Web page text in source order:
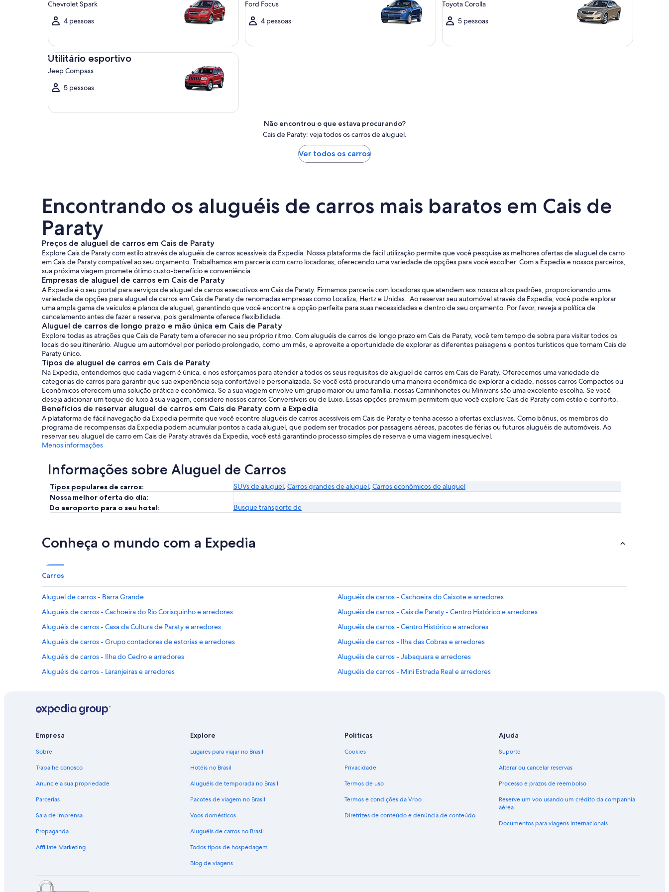
Chevrolet Spark
4 pessoas
Ford Focus
4 pessoas
Toyota Corolla
5 pessoas
Utilitário esportivo
Jeep Compass
5 pessoas
Utilitário esportivo Jeep Compass
Não encontrou o que estava procurando?
Cais de Paraty: veja todos os carros de aluguel.
Ver todos os carros
Encontrando os aluguéis de carros mais baratos em Cais de
Paraty
Preços de aluguel de carros em Cais de Paraty
Explore Cais de Paraty com estilo através de aluguéis de carros acessíveis da Expedia. Nossa plataforma de fácil utilização permite que você pesquise as melhores ofertas de aluguel de carro
em Cais de Paraty compatível ao seu orçamento. Trabalhamos em parceria com carro locadoras, oferecendo uma variedade de opções para você escolher. Com a Expedia e nossos parceiros,
sua próxima viagem promete ótimo custo-benefício e conveniência.
Empresas de aluguel de carros em Cais de Paraty
A Expedia é o seu portal para serviços de aluguel de carros executivos em Cais de Paraty. Firmamos parceria com locadoras que atendem aos nossos altos padrões, proporcionando uma
variedade de opções para aluguel de carros em Cais de Paraty de renomadas empresas como Localiza, Hertz e Unidas . Ao reservar seu automóvel através da Expedia, você pode explorar
uma ampla gama de veículos e planos de aluguel, garantindo que você encontre a opção perfeita para suas necessidades e dentro de seu orçamento. Por favor, reveja a política de
cancelamento antes de fazer a reserva, pois geralmente oferece flexibilidade.
Aluguel de carros de longo prazo e mão única em Cais de Paraty
Explore todas as atrações que Cais de Paraty tem a oferecer no seu próprio ritmo. Com aluguéis de carros de longo prazo em Cais de Paraty, você tem tempo de sobra para visitar todos os
locais do seu itinerário. Alugue um automóvel por período prolongado, como um mês, e aproveite a oportunidade de explorar as diferentes paisagens e pontos turísticos que tornam Cais de
Paraty único.
Tipos de aluguel de carros em Cais de Paraty
Na Expedia, entendemos que cada viagem é única, e nos esforçamos para atender a todos os seus requisitos de aluguel de carros em Cais de Paraty. Oferecemos uma variedade de
categorias de carros para garantir que sua experiência seja confortável e personalizada. Se você está procurando uma maneira econômica de explorar a cidade, nossos carros Compactos ou
Econômicos oferecem uma solução prática e econômica. Se a sua viagem envolve um grupo maior ou uma família, nossas Caminhonetes ou Minivans são uma excelente escolha. Se você
deseja adicionar um toque de luxo à sua viagem, considere nossos carros Conversíveis ou de Luxo. Essas opções premium permitem que você explore Cais de Paraty com estilo e conforto.
Benefícios de reservar aluguel de carros em Cais de Paraty com a Expedia
A plataforma de fácil navegação da Expedia permite que você econtre aluguéis de carros acessíveis em Cais de Paraty e tenha acesso a ofertas exclusivas. Como bônus, os membros do
programa de recompensas da Expedia podem acumular pontos a cada aluguel, que podem ser trocados por passagens aéreas, pacotes de férias ou futuros aluguéis de automóveis. Ao
reservar seu aluguel de carro em Cais de Paraty através da Expedia, você está garantindo processo simples de reserva e uma viagem inesquecível.
Menos informações
Informações sobre Aluguel de Carros
Tipos populares de carros: SUVs de aluguel, Carros grandes de aluguel, Carros econômicos de aluguel
Nossa melhor oferta do dia:
Do aeroporto para o seu hotel:
Busque transporte de
Conheça o mundo com a Expedia
Carros
Aluguel de carros - Barra Grande
Aluguéis de carros - Cachoeira do Caixote e arredores
Aluguéis de carros - Cachoeira do Rio Corisquinho e arredores
Aluguéis de carros - Cais de Paraty - Centro Histórico e arredores
Aluguéis de carros - Casa da Cultura de Paraty e arredores
Aluguéis de carros - Centro Histórico e arredores
Aluguéis de carros - Grupo contadores de estorias e arredores
Aluguéis de carros - Ilha das Cobras e arredores
Aluguéis de carros - Ilha do Cedro e arredores
Aluguéis de carros - Jabaquara e arredores
Aluguéis de carros - Laranjeiras e arredores
Aluguéis de carros - Mini Estrada Real e arredores
Aluguéis de carros - Praia de Laranjeiras e arredores
Aluguéis de carros - Praia de Ponta Negra e arredores
Aluguel de carros - Trindade
Empresa
Sobre
Trabalhe conosco
Anuncie a sua propriedade
Parcerias
Sala de imprensa
Propaganda
Affiliate Marketing
Explore
Lugares para viajar no Brasil
Hotéis no Brasil
Aluguéis de temporada no Brasil
Pacotes de viagem no Brasil
Voos domésticos
Aluguéis de carros no Brasil
Todos tipos de hospedagem
Blog de viagens
Políticas
Cookies
Privacidade
Termos de uso
Termos e condições da Vrbo
Diretrizes de conteúdo e denúncia de conteúdo
Ajuda
Suporte
Alterar ou cancelar reservas
Processo e prazos de reembolso
Reserve um voo usando um crédito da companhia
aérea
Documentos para viagens internacionais